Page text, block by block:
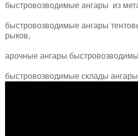
быстровозводимые ангары из
быстровозводимые ангары
рыков,
арочные ангары
быстровозводимые склады